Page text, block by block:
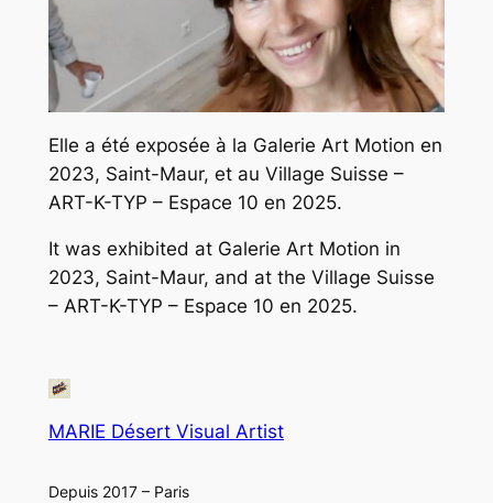
Elle a été exposée à la Galerie Art Motion en
2023, Saint-Maur, et au Village Suisse –
ART-K-TYP – Espace 10 en 2025.
It was exhibited at Galerie Art Motion in
2023, Saint-Maur, and at the Village Suisse
– ART-K-TYP – Espace 10 en 2025.
MARIE Désert Visual Artist
Depuis 2017 – Paris